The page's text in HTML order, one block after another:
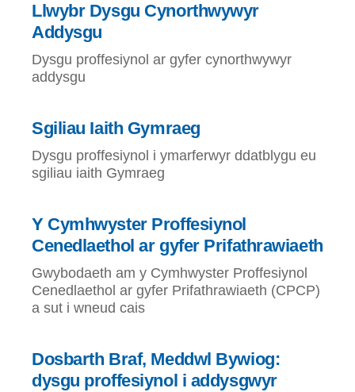
Llwybr Dysgu Cynorthwywyr
Addysgu
Dysgu proffesiynol ar gyfer cynorthwywyr
addysgu
Sgiliau Iaith Gymraeg
Dysgu proffesiynol i ymarferwyr ddatblygu eu
sgiliau iaith Gymraeg
Y Cymhwyster Proffesiynol
Cenedlaethol ar gyfer Prifathrawiaeth
Gwybodaeth am y Cymhwyster Proffesiynol
Cenedlaethol ar gyfer Prifathrawiaeth (CPCP)
a sut i wneud cais
Dosbarth Braf, Meddwl Bywiog:
dysgu proffesiynol i addysgwyr